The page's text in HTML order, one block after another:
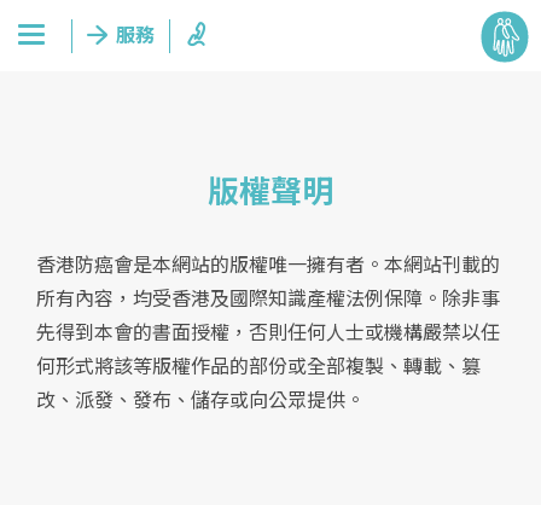
版權聲明
香港防癌會是本網站的版權唯一擁有者。本網站刊載的
所有內容，均受香港及國際知識產權法例保障。除非事
先得到本會的書面授權，否則任何人士或機構嚴禁以任
何形式將該等版權作品的部份或全部複製、轉載、篡
改、派發、發布、儲存或向公眾提供。